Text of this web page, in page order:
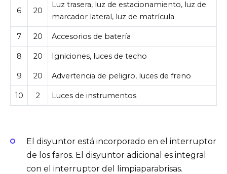
6 20
Luz trasera, luz de estacionamiento, luz de
marcador lateral, luz de matrícula
7 20 Accesorios de batería
8 20 Igniciones, luces de techo
9 20 Advertencia de peligro, luces de freno
10 2 Luces de instrumentos
El disyuntor está incorporado en el interruptor
de los faros. El disyuntor adicional es integral
con el interruptor del limpiaparabrisas.